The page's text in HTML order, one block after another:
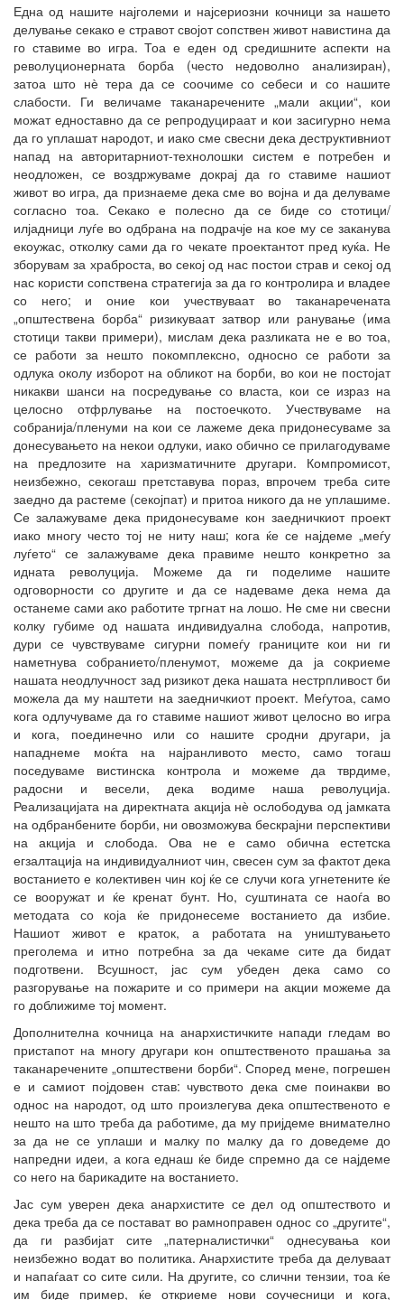
Една од нашите најголеми и најсериозни кочници за нашето
делување секако е стравот својот сопствен живот навистина да
го ставиме во игра. Тоа е еден од средишните аспекти на
револуционерната борба (често недоволно анализиран),
затоа што нѐ тера да се соочиме со себеси и со нашите
слабости. Ги величаме таканаречените „мали акции“, кои
можат едноставно да се репродуцираат и кои засигурно нема
да го уплашат народот, и иако сме свесни дека деструктивниот
напад на авторитарниот-технолошки систем е потребен и
неодложен, се воздржуваме докрај да го ставиме нашиот
живот во игра, да признаеме дека сме во војна и да делуваме
согласно тоа. Секако е полесно да се биде со стотици/
илјадници луѓе во одбрана на подрачје на кое му се заканува
екоужас, отколку сами да го чекате проектантот пред куќа. Не
зборувам за храброста, во секој од нас постои страв и секој од
нас користи сопствена стратегија за да го контролира и владее
со него; и оние кои учествуваат во таканаречената
„општествена борба“ ризикуваат затвор или ранување (има
стотици такви примери), мислам дека разликата не е во тоа,
се работи за нешто покомплексно, односно се работи за
одлука околу изборот на обликот на борби, во кои не постојат
никакви шанси на посредување со власта, кои се израз на
целосно отфрлување на постоечкото. Учествуваме на
собранија/пленуми на кои се лажеме дека придонесуваме за
донесувањето на некои одлуки, иако обично се прилагодуваме
на предлозите на харизматичните другари. Компромисот,
неизбежно, секогаш претставува пораз, впрочем треба сите
заедно да растеме (секојпат) и притоа никого да не уплашиме.
Се залажуваме дека придонесуваме кон заедничкиот проект
иако многу често тој не ниту наш; кога ќе се најдеме „меѓу
луѓето“ се залажуваме дека правиме нешто конкретно за
идната револуција. Можеме да ги поделиме нашите
одговорности со другите и да се надеваме дека нема да
останеме сами ако работите тргнат на лошо. Не сме ни свесни
колку губиме од нашата индивидуална слобода, напротив,
дури се чувствуваме сигурни помеѓу границите кои ни ги
наметнува собранието/пленумот, можеме да ја сокриеме
нашата неодлучност зад ризикот дека нашата нестрпливост би
можела да му наштети на заедничкиот проект. Меѓутоа, само
кога одлучуваме да го ставиме нашиот живот целосно во игра
и кога, поединечно или со нашите сродни другари, ја
нападнеме моќта на најранливото место, само тогаш
поседуваме вистинска контрола и можеме да тврдиме,
радосни и весели, дека водиме наша револуција.
Реализацијата на директната акција нѐ ослободува од јамката
на одбранбените борби, ни овозможува бескрајни перспективи
на акција и слобода. Ова не е само обична естетска
егзалтација на индивидуалниот чин, свесен сум за фактот дека
востанието е колективен чин кој ќе се случи кога угнетените ќе
се вооружат и ќе кренат бунт. Но, суштината се наоѓа во
методата со која ќе придонесеме востанието да избие.
Нашиот живот е краток, а работата на уништувањето
преголема и итно потребна за да чекаме сите да бидат
подготвени. Всушност, јас сум убеден дека само со
разгорување на пожарите и со примери на акции можеме да
го доближиме тој момент.
Дополнителна кочница на анархистичките напади гледам во
пристапот на многу другари кон општественото прашања за
таканаречените „општествени борби“. Според мене, погрешен
е и самиот појдовен став: чувството дека сме поинакви во
однос на народот, од што произлегува дека општественото е
нешто на што треба да работиме, да му пријдеме внимателно
за да не се уплаши и малку по малку да го доведеме до
напредни идеи, а кога еднаш ќе биде спремно да се најдеме
со него на барикадите на востанието.
Јас сум уверен дека анархистите се дел од општеството и
дека треба да се постават во рамноправен однос со „другите“,
да ги разбијат сите „патерналистички“ однесувања кои
неизбежно водат во политика. Анархистите треба да делуваат
и напаѓаат со сите сили. На другите, со слични тензии, тоа ќе
им биде пример, ќе откриеме нови соучесници и кога,